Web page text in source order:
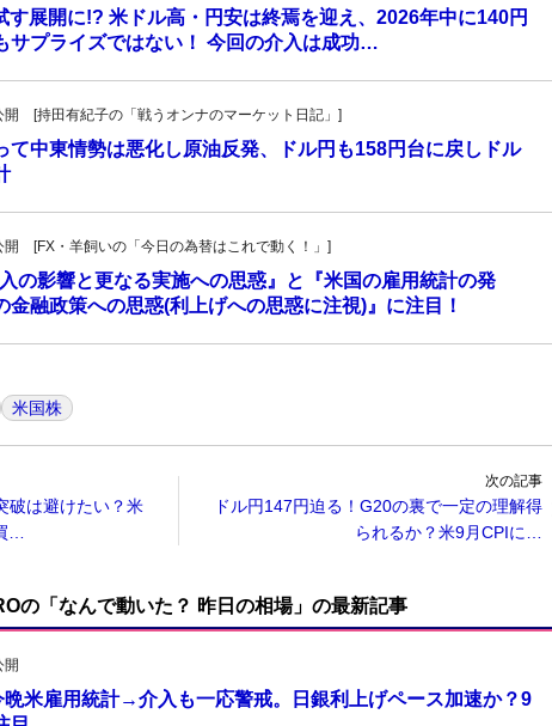
す展開に!? 米ドル高・円安は終焉を迎え、2026年中に140円
サプライズではない！ 今回の介入は成功…
[持田有紀子の「戦うオンナのマーケット日記」]
て中東情勢は悪化し原油反発、ドル円も158円台に戻しドル
[FX・羊飼いの「今日の為替はこれで動く！」]
の影響と更なる実施への思惑』と『米国の雇用統計の発
金融政策への思惑(利上げへの思惑に注視)』に注目！
米国株
破は避けたい？米
…
次の記事
ドル円147円迫る！G20の裏で一定の理解得
られるか？米9月CPIに…
の「なんで動いた？ 昨日の相場」の最新記事
開
晩米雇用統計→介入も一応警戒。日銀利上げペース加速か？9